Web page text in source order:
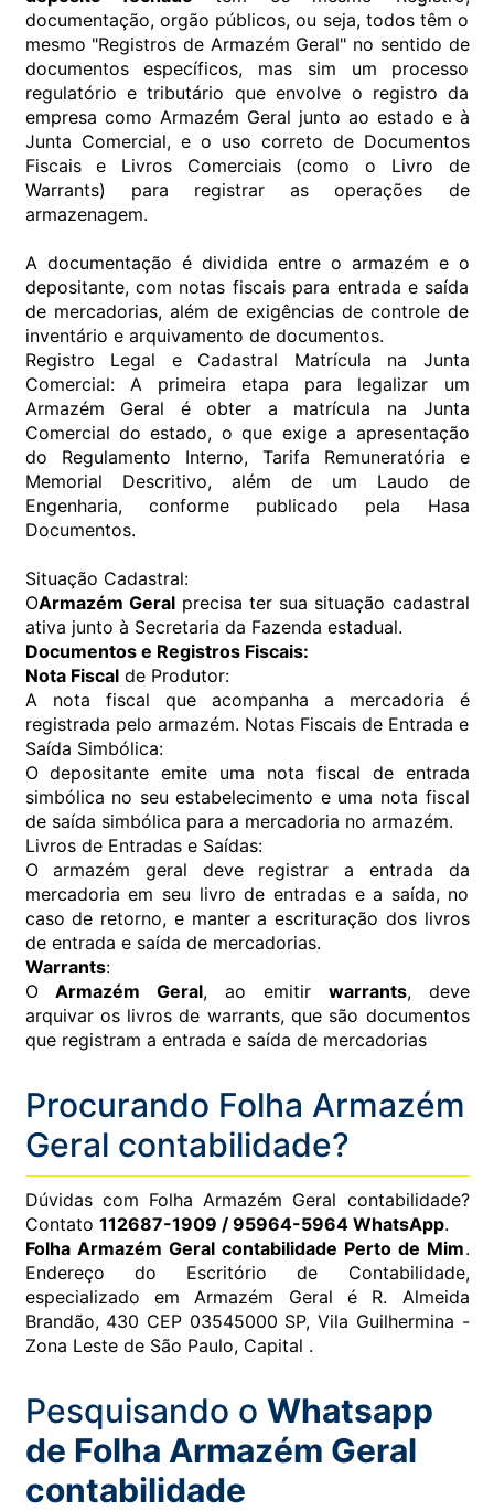
documentação, orgão públicos, ou seja, todos têm o
mesmo "Registros de Armazém Geral" no sentido de
documentos específicos, mas sim um processo
regulatório e tributário que envolve o registro da
empresa como Armazém Geral junto ao estado e à
Junta Comercial, e o uso correto de Documentos
Fiscais e Livros Comerciais (como o Livro de
Warrants) para registrar as operações de
armazenagem.
A documentação é dividida entre o armazém e o
depositante, com notas fiscais para entrada e saída
de mercadorias, além de exigências de controle de
inventário e arquivamento de documentos.
Registro Legal e Cadastral Matrícula na Junta
Comercial: A primeira etapa para legalizar um
Armazém Geral é obter a matrícula na Junta
Comercial do estado, o que exige a apresentação
do Regulamento Interno, Tarifa Remuneratória e
Memorial Descritivo, além de um Laudo de
Engenharia, conforme publicado pela Hasa
Documentos.
Situação Cadastral:
OArmazém Geralprecisa ter sua situação cadastral
ativa junto à Secretaria da Fazenda estadual.
Documentos e Registros Fiscais:
Nota Fiscalde Produtor:
A nota fiscal que acompanha a mercadoria é
registrada pelo armazém. Notas Fiscais de Entrada e
Saída Simbólica:
O depositante emite uma nota fiscal de entrada
simbólica no seu estabelecimento e uma nota fiscal
de saída simbólica para a mercadoria no armazém.
Livros de Entradas e Saídas:
O armazém geral deve registrar a entrada da
mercadoria em seu livro de entradas e a saída, no
caso de retorno, e manter a escrituração dos livros
de entrada e saída de mercadorias.
Warrants:
OArmazém Geral, ao emitir warrants, deve
arquivar os livros de warrants, que são documentos
que registram a entrada e saída de mercadorias
Procurando Folha Armazém
Geral contabilidade?
Dúvidas com Folha Armazém Geral contabilidade?
Contato 112687-1909 / 95964-5964 WhatsApp.
Folha Armazém Geral contabilidade Perto de Mim.
Endereço do Escritório de Contabilidade,
especializado em Armazém Geral é R. Almeida
Brandão, 430 CEP 03545000 SP, Vila Guilhermina -
Zona Leste de São Paulo, Capital .
Pesquisando o Whatsapp
de Folha Armazém Geral
contabilidade